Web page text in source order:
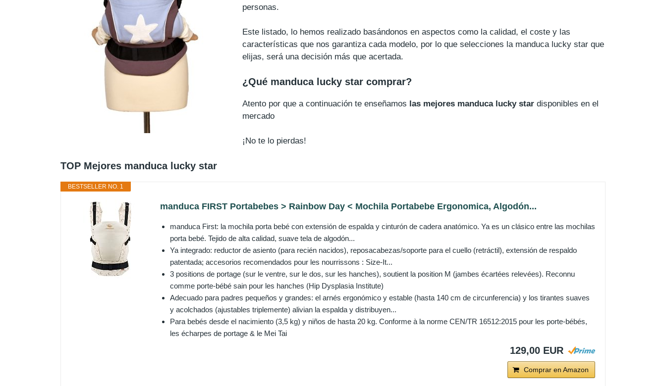
personas.
Este listado, lo hemos realizado basándonos en aspectos como la calidad, el coste y las
características que nos garantiza cada modelo, por lo que selecciones la manduca lucky star que
elijas, será una decisión más que acertada.
¿Qué manduca lucky star comprar?
Atento por que a continuación te enseñamos las mejores manduca lucky star disponibles en el
mercado
¡No te lo pierdas!
TOP Mejores manduca lucky star
BESTSELLER NO. 1
manduca FIRST Portabebes > Rainbow Day < Mochila Portabebe Ergonomica, Algodón...
manduca First: la mochila porta bebé con extensión de espalda y cinturón de cadera anatómico. Ya es un clásico entre las mochilas
porta bebé. Tejido de alta calidad, suave tela de algodón...
Ya integrado: reductor de asiento (para recién nacidos), reposacabezas/soporte para el cuello (retráctil), extensión de respaldo
patentada; accesorios recomendados pour les nourrissons : Size-It...
3 positions de portage (sur le ventre, sur le dos, sur les hanches), soutient la position M (jambes écartées relevées). Reconnu
comme porte-bébé sain pour les hanches (Hip Dysplasia Institute)
Adecuado para padres pequeños y grandes: el arnés ergonómico y estable (hasta 140 cm de circunferencia) y los tirantes suaves
y acolchados (ajustables triplemente) alivian la espalda y distribuyen...
Para bebés desde el nacimiento (3,5 kg) y niños de hasta 20 kg. Conforme à la norme CEN/TR 16512:2015 pour les porte-bébés,
les écharpes de portage & le Mei Tai
129,00 EUR
Comprar en Amazon